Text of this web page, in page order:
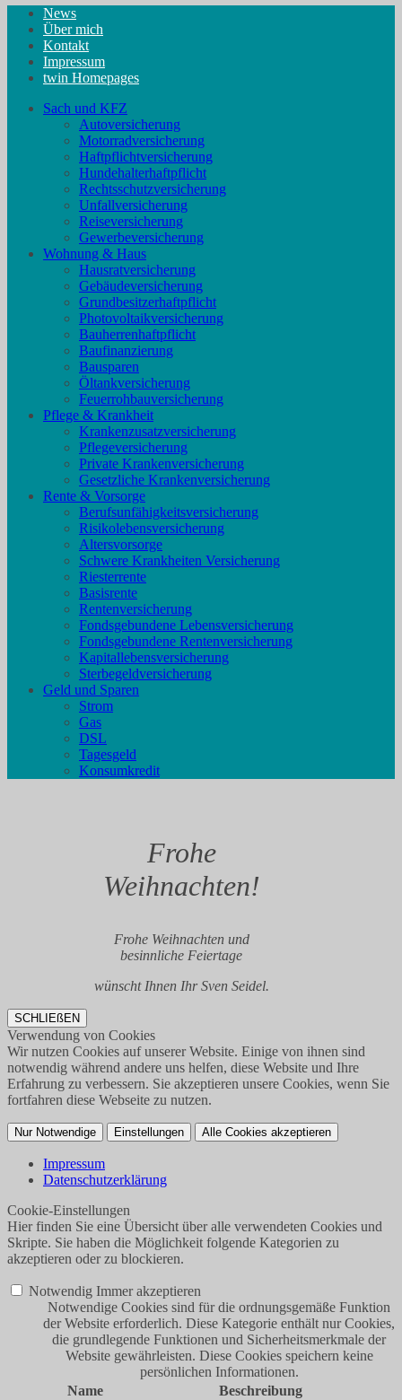
News
Über mich
Kontakt
Impressum
twin Homepages
Sach und KFZ
Autoversicherung
Motorradversicherung
Haftpflichtversicherung
Hundehalterhaftpflicht
Rechtsschutzversicherung
Unfallversicherung
Reiseversicherung
Gewerbeversicherung
Wohnung & Haus
Hausratversicherung
Gebäudeversicherung
Grundbesitzerhaftpflicht
Photovoltaikversicherung
Bauherrenhaftpflicht
Baufinanzierung
Bausparen
Öltankversicherung
Feuerrohbauversicherung
Pflege & Krankheit
Krankenzusatzversicherung
Pflegeversicherung
Private Krankenversicherung
Gesetzliche Krankenversicherung
Rente & Vorsorge
Berufs­unfähigkeitsversicherung
Risikolebensversicherung
Altersvorsorge
Schwere Krankheiten Versicherung
Riesterrente
Basisrente
Rentenversicherung
Fondsgebundene Lebensversicherung
Fondsgebundene Rentenversicherung
Kapitallebensversicherung
Sterbegeldversicherung
Geld und Sparen
Strom
Gas
DSL
Tagesgeld
Konsumkredit
Frohe
Weihnachten!
Frohe Weihnachten und
besinnliche Feiertage
wünscht Ihnen Ihr Sven Seidel.
SCHLIEßEN
Verwendung von Cookies
Wir nutzen Cookies auf unserer Website. Einige von ihnen sind
notwendig während andere uns helfen, diese Website und Ihre
Erfahrung zu verbessern. Sie akzeptieren unsere Cookies, wenn Sie
fortfahren diese Webseite zu nutzen.
Nur Notwendige Einstellungen Alle Cookies akzeptieren
Impressum
Datenschutzerklärung
Cookie-Einstellungen
Hier finden Sie eine Übersicht über alle verwendeten Cookies und
Skripte. Sie haben die Möglichkeit folgende Kategorien zu
akzeptieren oder zu blockieren.
Notwendig Immer akzeptieren
Notwendige Cookies sind für die ordnungsgemäße Funktion
der Website erforderlich. Diese Kategorie enthält nur Cookies,
die grundlegende Funktionen und Sicherheitsmerkmale der
Website gewährleisten. Diese Cookies speichern keine
persönlichen Informationen.
Name
Beschreibung